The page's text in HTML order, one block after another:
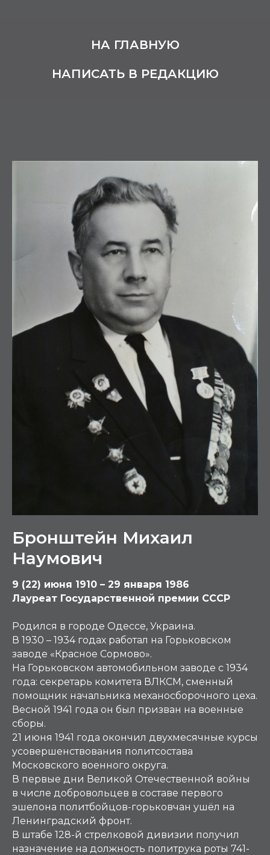
НА ГЛАВНУЮ
НАПИСАТЬ В РЕДАКЦИЮ
Бронштейн Михаил
Наумович
9 (22) июня 1910 – 29 января 1986
Лауреат Государственной премии СССР
Родился в городе Одессе, Украина.
В 1930 – 1934 годах работал на Горьковском
заводе «Красное Сормово».
На Горьковском автомобильном заводе с 1934
года: секретарь комитета ВЛКСМ, сменный
помощник начальника механосборочного цеха.
Весной 1941 года он был призван на военные
сборы.
21 июня 1941 года окончил двухмесячные курсы
усовершенствования политсостава
Московского военного округа.
В первые дни Великой Отечественной войны
в числе добровольцев в составе первого
эшелона политбойцов-горьковчан ушёл на
Ленинградский фронт.
В штабе 128-й стрелковой дивизии получил
назначение на должность политрука роты 741-